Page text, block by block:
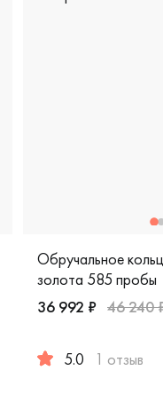
Обручальное
золота 585 пробы
36 992 ₽ 46 240
5.0 1 отзыв